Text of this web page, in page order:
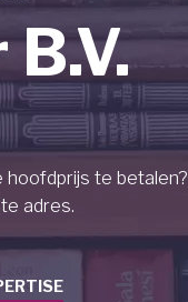
te betalen?
adres.